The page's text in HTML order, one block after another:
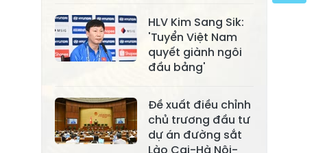
Xã Trấn Yên
Xã Hưng
Khánh
Xã Việt Hồng
Xã Quy Mông
Xã Cốc San
Xã Hợp Thành
Xã Phong Hải
HLV Kim Sang Sik:
'Tuyển Việt Nam
quyết giành ngôi
đầu bảng'
Đề xuất điều chỉnh
chủ trương đầu tư
dự án đường sắt